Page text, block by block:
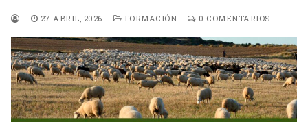
27 ABRIL, 2026 FORMACIÓN 0 COMENTARIOS